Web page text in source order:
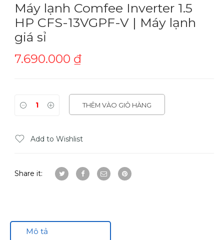
Máy lạnh Comfee Inverter 1.5
HP CFS-13VGPF-V | Máy lạnh
giá sỉ
7.690.000 ₫
THÊM VÀO GIỎ HÀNG
Add to Wishlist
Share it:
Mô tả